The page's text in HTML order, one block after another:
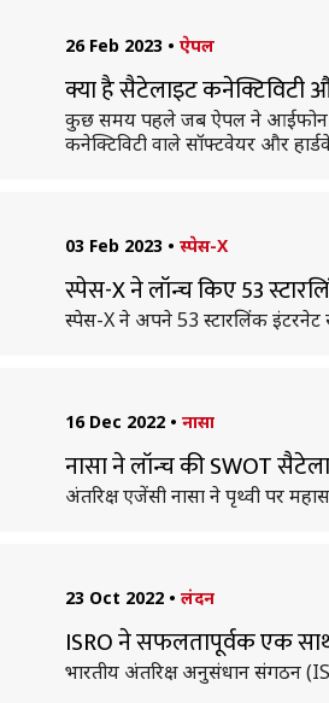
26 Feb 2023 • ऐपल
क्या है सैटेलाइट
कुछ समय पहले जब ऐपल ने आईफोन 14
कनेक्टिविटी वाले सॉफ्टवेयर और
03 Feb 2023 • स्पेस-X
स्पेस-X ने लॉन्च किए 53
स्पेस-X ने अपने 53 स्टारलिंक इंटरनेट
16 Dec 2022 • नासा
नासा ने लॉन्च की SWOT
अंतरिक्ष एजेंसी नासा ने पृथ्वी पर
23 Oct 2022 • लंदन
ISRO ने सफलतापूर्वक एक
भारतीय अंतरिक्ष अनुसंधान संगठन